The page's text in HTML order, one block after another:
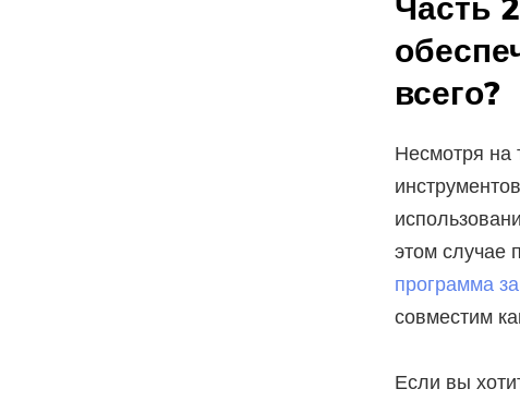
Часть
всего?
Несмотря на
этом случае
программа
совместим
Если вы